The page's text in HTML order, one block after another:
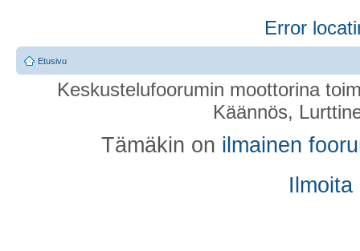
Mitäs Putinin propagandaa
edelleen voimissaan. Ehkä
hallitukselta.
Re: Hiio hoi ja
KirjoittajaVieras » 23.01.2023 19:12
Error
Etusivu
Keskustelufoorumin moottorina
Käännös,
Tämäkin on ilmainen